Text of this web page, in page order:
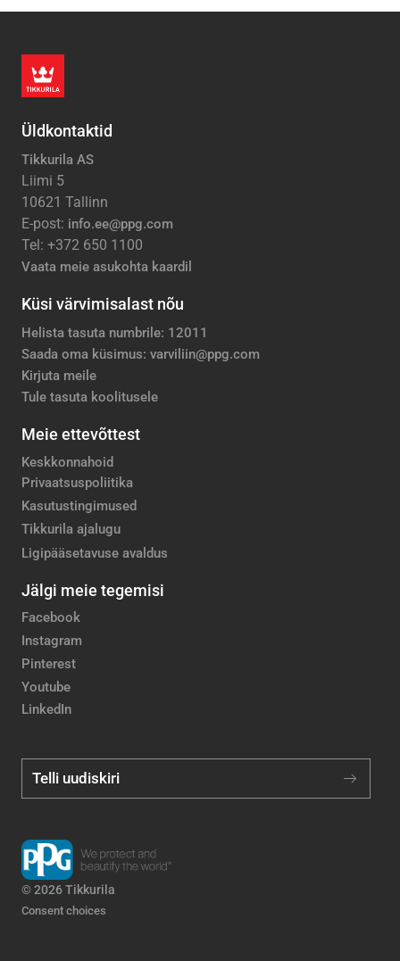
Üldkontaktid
Tikkurila AS
Liimi 5
10621 Tallinn
E-post: info.ee@ppg.com
Tel: +372 650 1100
Vaata meie asukohta kaardil
Küsi värvimisalast nõu
Helista tasuta numbrile: 12011
Saada oma küsimus: varviliin@ppg.com
Kirjuta meile
Tule tasuta koolitusele
Meie ettevõttest
Keskkonnahoid
Privaatsuspoliitika
Kasutustingimused
Tikkurila ajalugu
Ligipääsetavuse avaldus
Jälgi meie tegemisi
Facebook
Instagram
Pinterest
Youtube
LinkedIn
Telli uudiskiri
© 2026 Tikkurila
Consent choices